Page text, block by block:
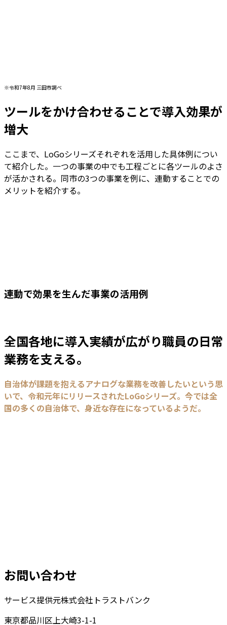
※令和7年8月 三田市調べ
ツールをかけ合わせることで導入効果が
増大
ここまで、LoGoシリーズそれぞれを活用した具体例につい
て紹介した。一つの事業の中でも工程ごとに各ツールのよさ
が活かされる。同市の3つの事業を例に、連動することでの
メリットを紹介する。
連動で効果を生んだ事業の活用例
全国各地に導入実績が広がり職員の日常
業務を支える。
自治体が課題を抱えるアナログな業務を改善したいという思
いで、令和元年にリリースされたLoGoシリーズ。今では全
国の多くの自治体で、身近な存在になっているようだ。
お問い合わせ
サービス提供元株式会社トラストバンク
東京都品川区上大崎3-1-1